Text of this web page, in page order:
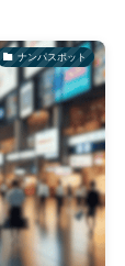
ナンパスポット